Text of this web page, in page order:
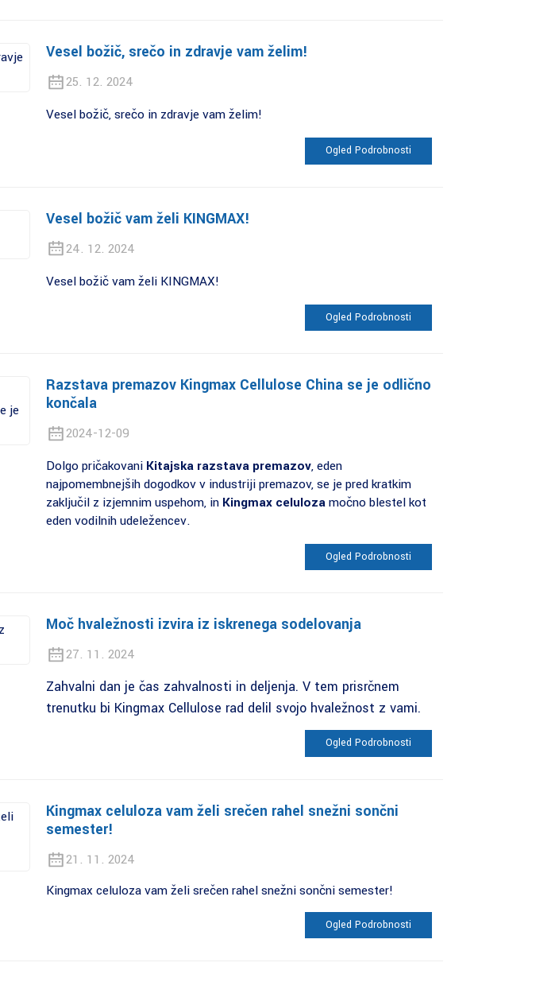
Vesel božič, srečo in zdravje vam želim!
25. 12. 2024
Vesel božič, srečo in zdravje vam želim!
Ogled Podrobnosti
Vesel božič vam želi KINGMAX!
24. 12. 2024
Vesel božič vam želi KINGMAX!
Ogled Podrobnosti
Razstava premazov Kingmax Cellulose China se je odlično
končala
2024-12-09
Dolgo pričakovani Kitajska razstava premazov, eden
najpomembnejših dogodkov v industriji premazov, se je pred kratkim
zaključil z izjemnim uspehom, in Kingmax celulozamočno blestel kot
eden vodilnih udeležencev.
Ogled Podrobnosti
Moč hvaležnosti izvira iz iskrenega sodelovanja
27. 11. 2024
Zahvalni dan je čas zahvalnosti in deljenja. V tem prisrčnem
trenutku bi Kingmax Cellulose rad delil svojo hvaležnost z vami.
Ogled Podrobnosti
Kingmax celuloza vam želi srečen rahel snežni sončni
semester!
21. 11. 2024
Kingmax celuloza vam želi srečen rahel snežni sončni semester!
Ogled Podrobnosti